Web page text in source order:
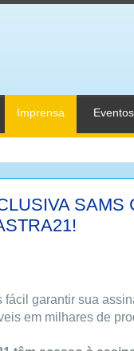
Imprensa Eventos
SAMS
fácil garantir sua
em milhares de